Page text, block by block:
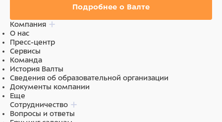
Подробнее о Валте
Компания
О нас
Пресс-центр
Сервисы
Команда
История Валты
Сведения об образовательной организации
Документы компании
Еще
Сотрудничество
Вопросы и ответы